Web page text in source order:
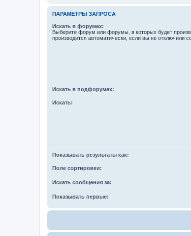
ПАРАМЕТРЫ ЗАПРОСА
Искать в форумах:
Выберите форум или форумы, в которых будет
производится автоматически, если вы не отключили
Искать в подфорумах:
Искать:
Показывать результаты как:
Поле сортировки:
Искать сообщения за:
Показывать первые: